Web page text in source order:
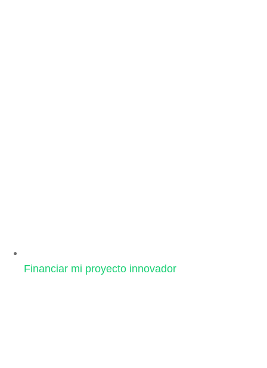
Financiar mi proyecto innovador